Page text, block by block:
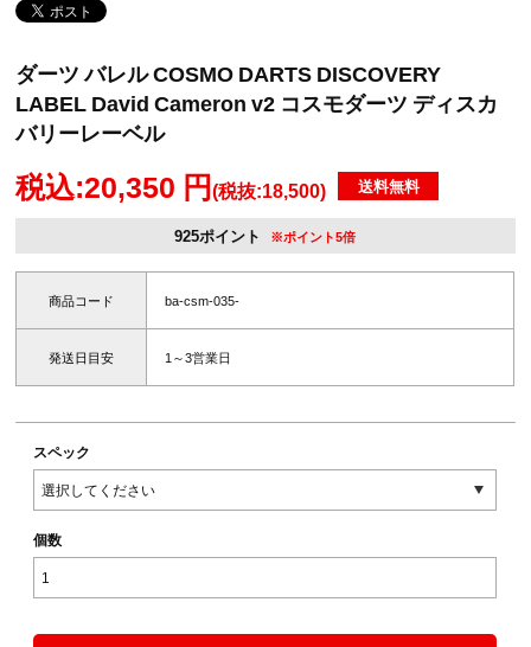
ダーツ バレル COSMO DARTS DISCOVERY
LABEL David Cameron v2 コスモダーツ ディスカ
バリーレーベル
税込:20,350 円(税抜:18,500) 送料無料
925ポイント ※ポイント5倍
商品コード ba-csm-035-
発送日目安 1～3営業日
スペック
個数